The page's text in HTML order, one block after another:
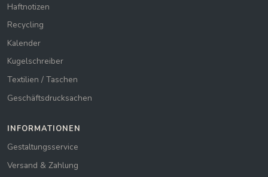
Haftnotizen
Recycling
Kalender
Kugelschreiber
Textilien / Taschen
Geschäftsdrucksachen
INFORMATIONEN
Gestaltungsservice
Versand & Zahlung